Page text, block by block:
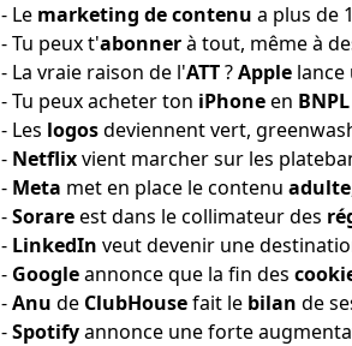
- Le marketing de contenu a plus de
- Tu peux t'abonnerà tout, même à
- La vraie raison de l'ATT?Apple lance
- Tu peux acheter ton iPhoneen BNPL
- Les logosdeviennent vert,
- Netflixvient marcher sur les
- Meta met en place le contenu adulte
-Sorareest dans le collimateur des
- LinkedIn veut devenir une
- Googleannonce que la fin des
-Anu de ClubHousefait le bilan de
-Spotifyannonce une forte